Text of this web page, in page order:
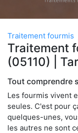
Traitement fourmis
Traitement
(05110) |
Tout comprendre
Les fourmis vivent
seules. C'est pour
quelques-unes,
les autres ne sont